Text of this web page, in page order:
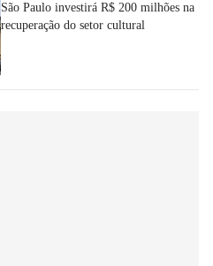
São Paulo investirá R$ 200 milhões na
recuperação do setor cultural